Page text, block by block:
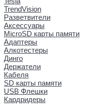
TrendVision
Разветвители
Аксессуары
MicroSD карты памяти
Адаптеры
Алкотестеры
Динго
Держатели
Кабеля
SD карты памяти
USB Флешки
Кардридеры